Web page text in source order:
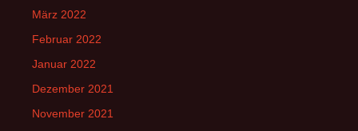
März 2022
Februar 2022
Januar 2022
Dezember 2021
November 2021